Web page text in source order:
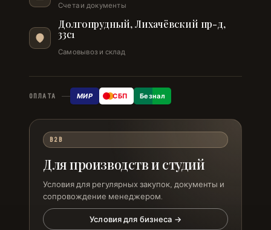
Счета и документы
Долгопрудный, Лихачёвский пр-д,
33с1
Самовывоз и склад
ОПЛАТА МИР СБП Безнал
B2B
Для производств и студий
Условия для регулярных закупок, документы и
сопровождение менеджером.
Условия для бизнеса →